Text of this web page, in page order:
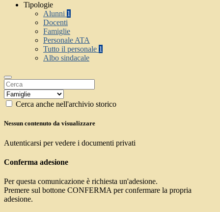
Tipologie
Alunni 1
Docenti
Famiglie
Personale ATA
Tutto il personale 1
Albo sindacale
Cerca anche nell'archivio storico
Nessun contenuto da visualizzare
Autenticarsi per vedere i documenti privati
Conferma adesione
Per questa comunicazione è richiesta un'adesione.
Premere sul bottone CONFERMA per confermare la propria
adesione.